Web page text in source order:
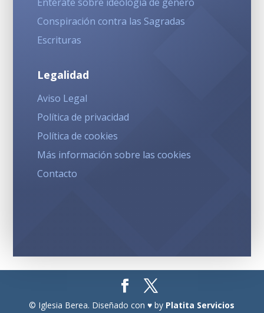
Conspiración contra las Sagradas
Escrituras
Legalidad
Aviso Legal
Política de privacidad
Política de cookies
Más información sobre las cookies
Contacto
© Iglesia Berea. Diseñado con ♥ by Platita Servicios